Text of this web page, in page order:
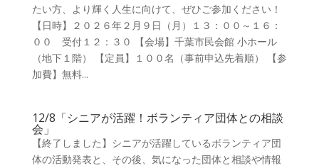
たい方、より輝く人生に向けて、ぜひご参加ください！
【日時】２０２６年２月９日（月）１３：００～１６：
００ 受付１２：３０ 【会場】千葉市民会館 小ホール
（地下１階） 【定員】１００名（事前申込先着順） 【参
加費】無料...
12/8「シニアが活躍！ボランティア団体との相談
会」
【終了しました】シニアが活躍しているボランティア団
体の活動発表と、その後、気になった団体と相談や情報